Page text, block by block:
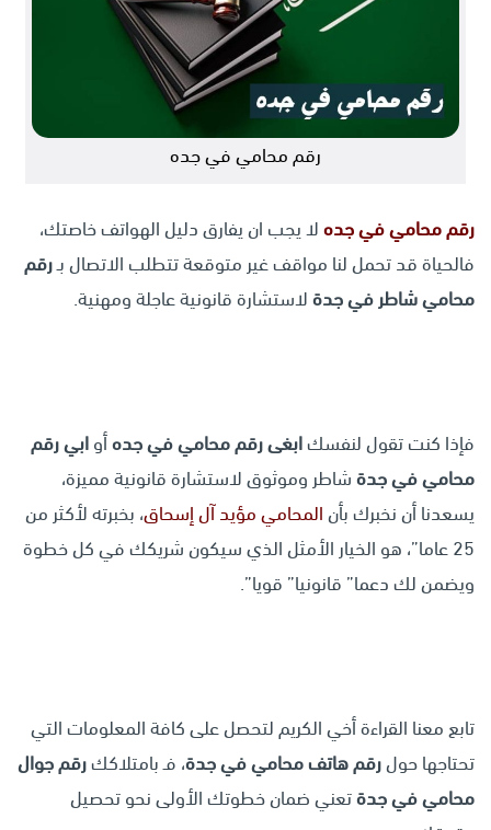
رقم محامي في جده
رقم محامي فيجدهلا يجب ان يفارق دليل الهواتف خاصتك،
فالحياة قد تحمل لنا مواقف غير متوقعة تتطلب الاتصال بـرقم
محامي شاطر في جدةلاستشارة قانونية عاجلة ومهنية.
فإذا كنت تقول لنفسكابغى رقم محامي في جدهأوابي رقم
محامي في جدةشاطر وموثوق لاستشارة قانونية مميزة،
يسعدنا أن نخبرك بأنالمحامي مؤيد آل إسحاق، بخبرته لأكثر من
25 عاما”، هو الخيار الأمثل الذي سيكون شريكك في كل خطوة
ويضمن لك دعما” قانونيا” قويا”.
تابع معنا القراءة أخي الكريم لتحصل على كافة المعلومات التي
تحتاجها حولرقم هاتف محامي في جدة، فـ بامتلاككرقم جوال
محامي في جدةتعني ضمان خطوتك الأولى نحو تحصيل